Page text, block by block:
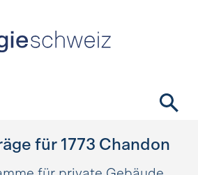
für 1773 Chandon